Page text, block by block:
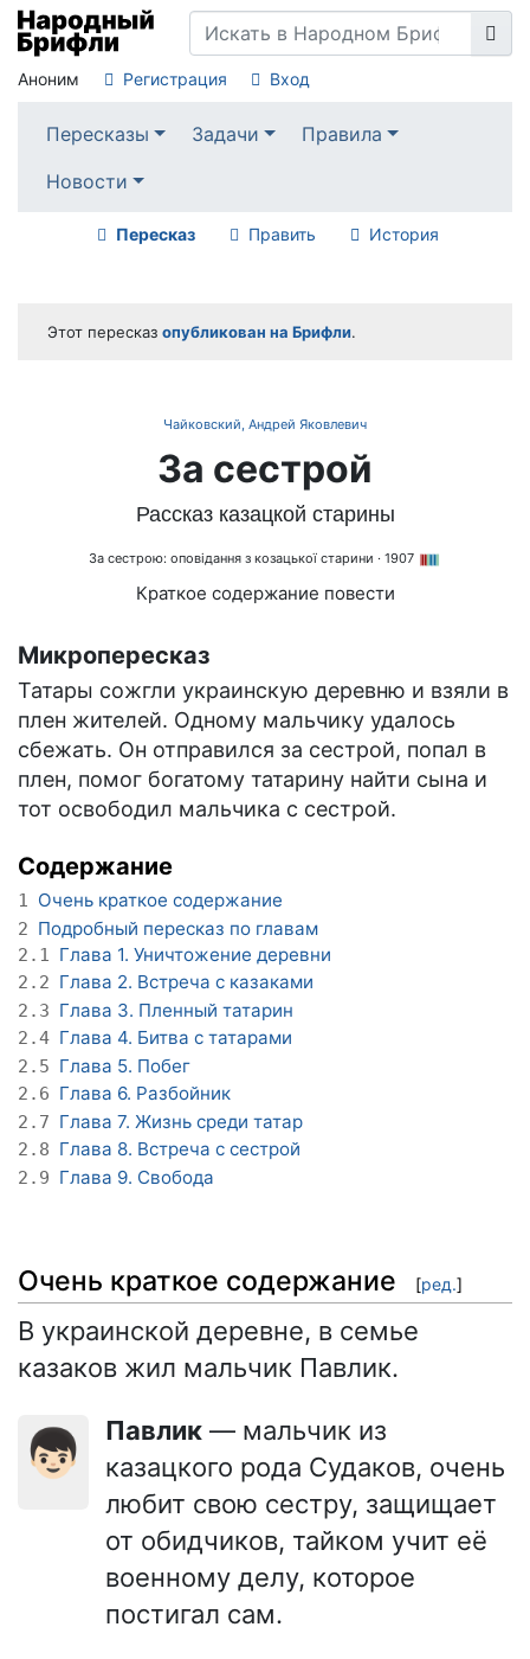
Аноним Регистрация Вход
Пересказы Задачи
Правила
Новости
Пересказ Править История
Этот пересказ опубликован на Брифли.
Чайковский, Андрей Яковлевич
За сестрой
Рассказ казацкой старины
За сестрою: оповідання з козацької старини · 1907
Краткое содержание повести
Микропересказ
Татары сожгли украинскую деревню и взяли в
плен жителей. Одному мальчику удалось
сбежать. Он отправился за сестрой, попал в
плен, помог богатому татарину найти сына и
тот освободил мальчика с сестрой.
Содержание
1 Очень краткое содержание
2 Подробный пересказ по главам
2.1 Глава 1. Уничтожение деревни
2.2 Глава 2. Встреча с казаками
2.3 Глава 3. Пленный татарин
2.4 Глава 4. Битва с татарами
2.5 Глава 5. Побег
2.6 Глава 6. Разбойник
2.7 Глава 7. Жизнь среди татар
2.8 Глава 8. Встреча с сестрой
2.9 Глава 9. Свобода
Очень краткое содержание [ред.]
В украинской деревне, в семье
казаков жил мальчик Павлик.
👦🏻 Павлик — мальчик из
казацкого рода Судаков, очень
любит свою сестру, защищает
от обидчиков, тайком учит её
военному делу, которое
постигал сам.